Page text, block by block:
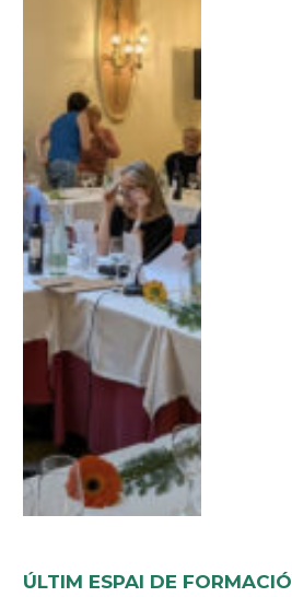
ÚLTIM ESPAI DE FORMACIÓ